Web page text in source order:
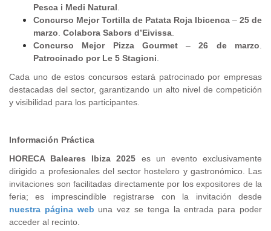
Pesca i Medi Natural
Concurso Mejor Tortilla de Patata Roja Ibicenca – 25 de
marzo Colabora Sabors d’Eivissa
Concurso Mejor Pizza Gourmet–26 de marzo
Patrocinado por Le 5 Stagioni
Cada uno de estos concursos estará patrocinado por empresas
destacadas del sector, garantizando un alto nivel de competición
y visibilidad para los participantes.
Información Práctica
HORECA Baleares Ibiza 2025 es un evento exclusivamente
dirigido a profesionales del sector hostelero y gastronómico. Las
invitaciones son facilitadas directamente por los expositores de la
feria; es imprescindible registrarse con la invitación desde
nuestra página web una vez se tenga la entrada para poder
acceder al recinto.